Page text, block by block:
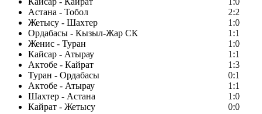
Астана - Тобол
2:2
Жетысу - Шахтер
1:0
Ордабасы - Кызыл-Жар СК
1:1
Женис - Туран
1:0
Кайсар - Атырау
1:1
Актобе - Кайрат
1:3
Туран - Ордабасы
0:1
Актобе - Атырау
1:1
Шахтер - Астана
1:0
Кайрат - Жетысу
0:0